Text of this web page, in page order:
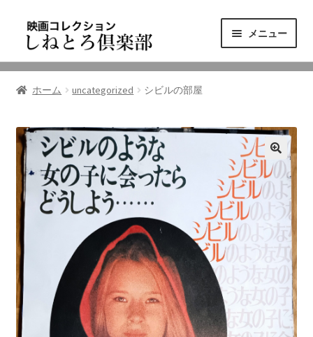
ゲ
シ
ン
へ
ス
キ
ッ
プ
テ
ツ
ス
キ
ッ
プ
メニュー
ニュース
東三河の映画館
しねとろ倶楽部について
リンクの旅
ホーム uncategorized シビルの部屋